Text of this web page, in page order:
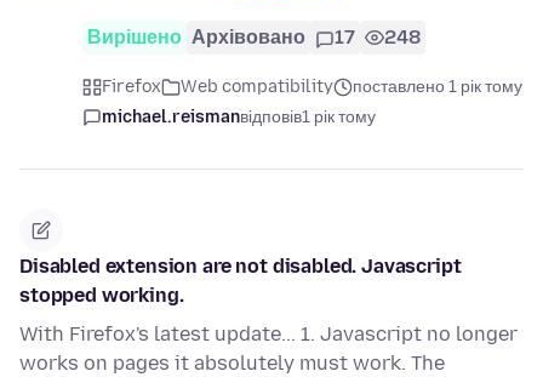
Вирішено Архівовано 17 248
Firefox Web compatibility
поставлено 1 рік тому
michael.reismanвідповів1 рік тому
Disabled extension are not disabled. Javascript
stopped working.
With Firefox's latest update... 1. Javascript no longer
works on pages it absolutely must work. The